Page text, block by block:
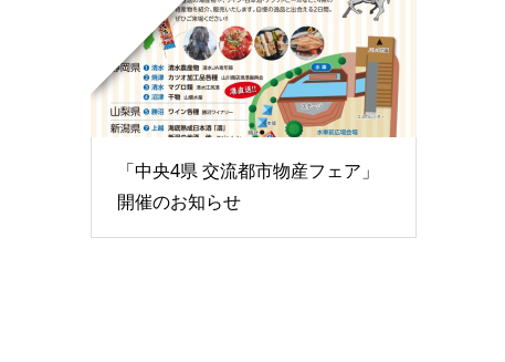
「中央4県 交流都市物産フェア」
開催のお知らせ